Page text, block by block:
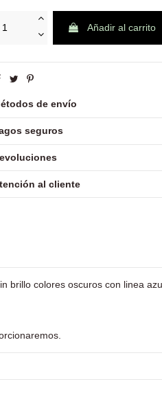
Añadir al carrito
de envío
seguros
al cliente
brillo colores oscuros con linea